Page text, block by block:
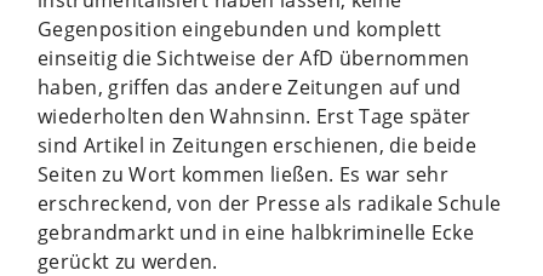
Gegenposition eingebunden und komplett
einseitig die Sichtweise der AfD übernommen
haben, griffen das andere Zeitungen auf und
wiederholten den Wahnsinn. Erst Tage später
sind Artikel in Zeitungen erschienen, die beide
Seiten zu Wort kommen ließen. Es war sehr
erschreckend, von der Presse als radikale Schule
gebrandmarkt und in eine halbkriminelle Ecke
gerückt zu werden.